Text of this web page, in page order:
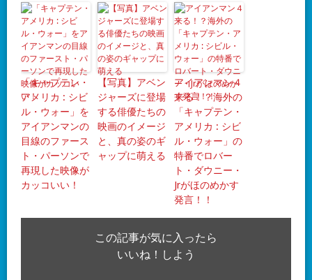
「キャプテン・
アメリカ : シビ
ル・ウォー」を
アイアンマンの
目線のファース
ト・パーソンで
再現した映像が
カッコいい！
【写真】アベン
ジャーズに登場
する俳優たちの
映画のイメージ
と、真の姿のギ
ャップに萌える
アイアンマン４
来る！？海外の
「キャプテン・
アメリカ : シビ
ル・ウォー」の
特番でロバー
ト・ダウニー・
Jrがほのめかす
発言！！
この記事が気に入ったら
いいね！しよう